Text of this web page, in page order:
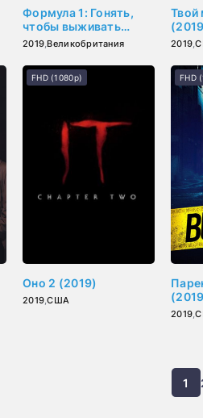
Формула 1: Гонять,
чтобы выживать
(2019)
2019,Великобритания
Твой
2019,
Оно 2 (2019)
2019,США
FHD (1080p)
2019,
FHD
1